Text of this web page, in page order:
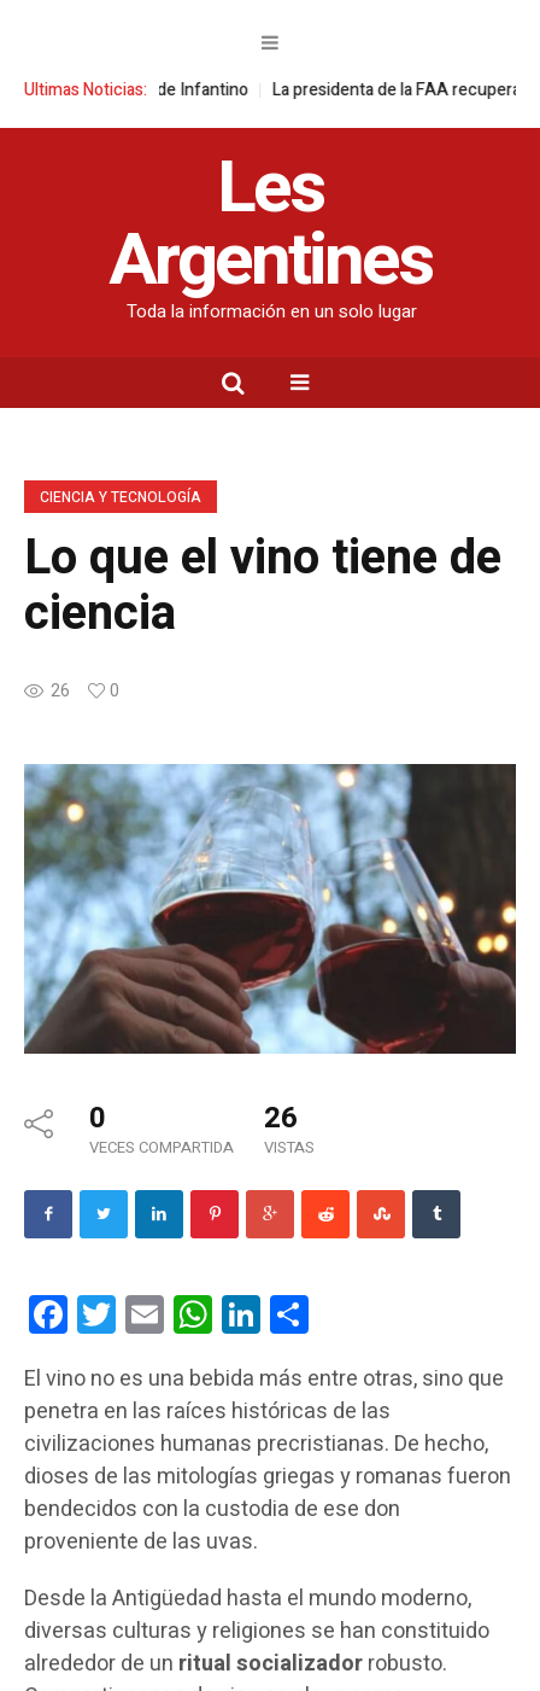
Ultimas Noticias:
de Infantino La presidenta de la FAA recupera 15
Les
Argentines
Toda la información en un solo lugar
CIENCIA Y TECNOLOGÍA
Lo que el vino tiene de
ciencia
26 0
0
VECES COMPARTIDA
26
VISTAS
FacebookTwitterEmail WhatsAppLinkedIn
El vino no es una bebida más entre otras, sino que
penetra en las raíces históricas de las
civilizaciones humanas precristianas. De hecho,
dioses de las mitologías griegas y romanas fueron
bendecidos con la custodia de ese don
proveniente de las uvas.
Desde la Antigüedad hasta el mundo moderno,
diversas culturas y religiones se han constituido
alrededor de un ritual socializadorrobusto.